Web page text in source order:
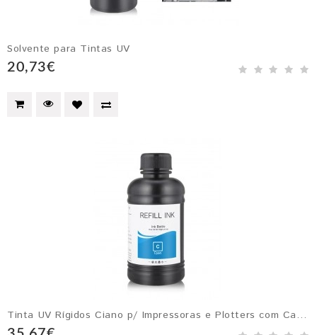
Solvente para Tintas UV
20,73€
Tinta UV Rígidos Ciano p/ Impressoras e Plotters com Cabeçotes Epson DX4, DX5, DX6 e DX7